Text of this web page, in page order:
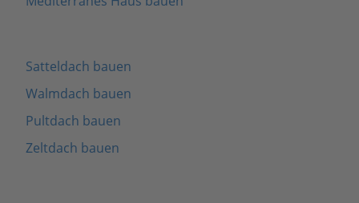
Satteldach bauen
Walmdach bauen
Pultdach bauen
Zeltdach bauen